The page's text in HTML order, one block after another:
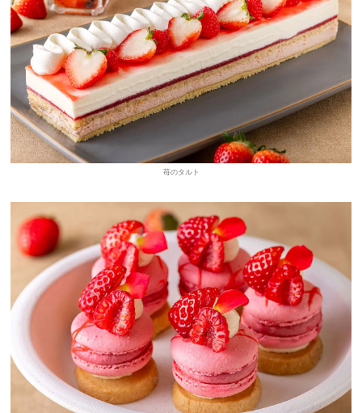
苺のタルト